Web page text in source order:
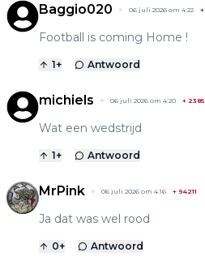
Baggio020 06 juli 2026 om 4:22 +
Football is coming Home !
1+ Antwoord
michiels 06 juli 2026 om 4:20 + 2385
Wat een wedstrijd
1+ Antwoord
MrPink 06 juli 2026 om 4:16 + 94211
Ja dat was wel rood
0+ Antwoord